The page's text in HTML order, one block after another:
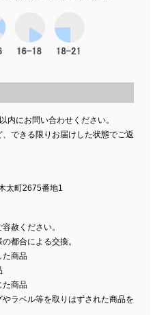
内にお問い合わせください。
できる限りお届けした状態でご返
太町2675番地1
赦ください。
都合による交換。
た商品
た商品
ラベル等を取りはずされた商品を